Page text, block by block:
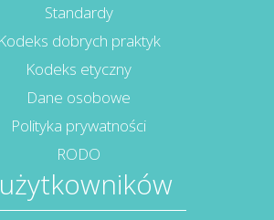
Standardy
Kodeks dobrych praktyk
Kodeks etyczny
Dane osobowe
Polityka prywatności
RODO